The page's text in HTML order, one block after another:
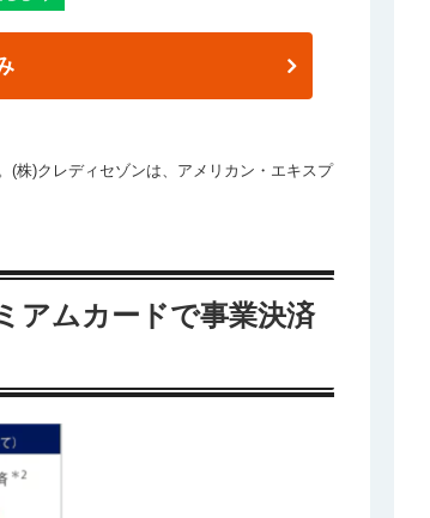
株)クレディセゾンは、アメリカン・エキスプ
アムカードで事業決済